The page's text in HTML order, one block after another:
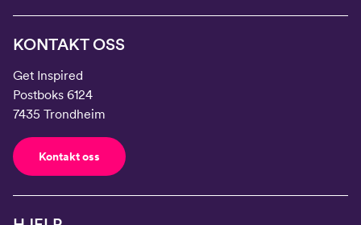
KONTAKT OSS
Get Inspired
Postboks 6124
7435 Trondheim
Kontakt oss